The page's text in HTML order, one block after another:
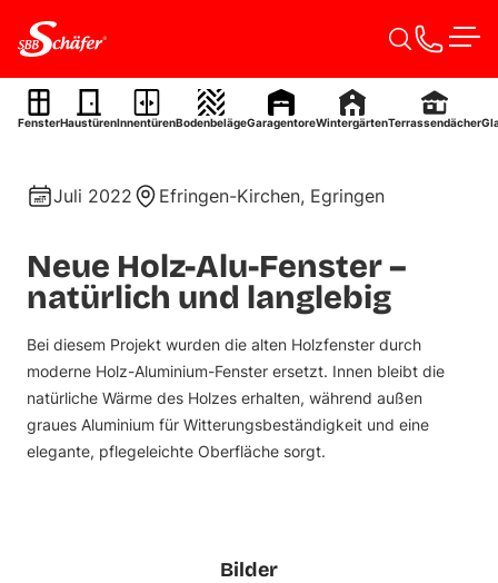
FensterHaustürenInnentürenBodenbelägeGaragentoreWintergärtenTerrassendächer
Holz-Aluminium-Fenster
Juli 2022 Efringen-Kirchen, Egringen
Neue Holz-Alu-Fenster –
natürlich und langlebig
Bei diesem Projekt wurden die alten Holzfenster durch
moderne Holz-Aluminium-Fenster ersetzt. Innen bleibt die
natürliche Wärme des Holzes erhalten, während außen
graues Aluminium für Witterungsbeständigkeit und eine
elegante, pflegeleichte Oberfläche sorgt.
Bilder